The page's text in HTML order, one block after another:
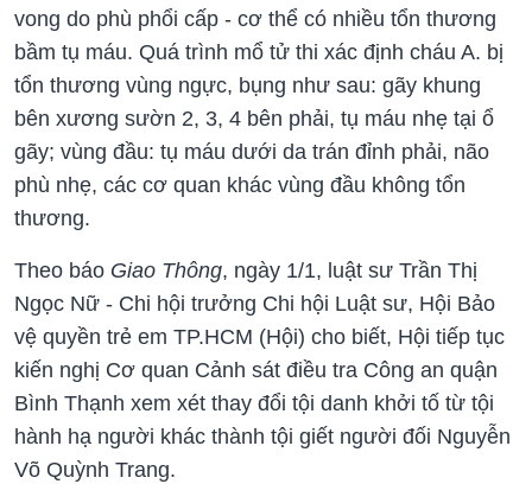
vong do phù phổi cấp - cơ thể có nhiều tổn thương
bầm tụ máu. Quá trình mổ tử thi xác định cháu A. bị
tổn thương vùng ngực, bụng như sau: gãy khung
bên xương sườn 2, 3, 4 bên phải, tụ máu nhẹ tại ổ
gãy; vùng đầu: tụ máu dưới da trán đỉnh phải, não
phù nhẹ, các cơ quan khác vùng đầu không tổn
thương.
Theo báo Giao Thông, ngày 1/1, luật sư Trần Thị
Ngọc Nữ - Chi hội trưởng Chi hội Luật sư, Hội Bảo
vệ quyền trẻ em TP.HCM (Hội) cho biết, Hội tiếp tục
kiến nghị Cơ quan Cảnh sát điều tra Công an quận
Bình Thạnh xem xét thay đổi tội danh khởi tố từ tội
hành hạ người khác thành tội giết người đối Nguyễn
Võ Quỳnh Trang.